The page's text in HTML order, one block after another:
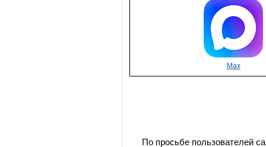
Max
По просьбе пользователей